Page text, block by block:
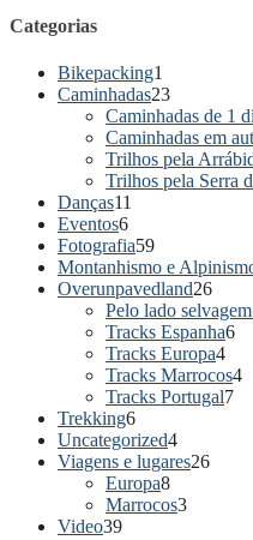
Categorias
Bikepacking1
Caminhadas23
Caminhadas de 1
Caminhadas em
Trilhos pela
Trilhos pela Serra
Danças11
Eventos6
Fotografia59
Montanhismo e
Overunpavedland26
Pelo lado
Tracks Espanha6
Tracks Europa4
Tracks Marrocos4
Tracks Portugal7
Trekking6
Uncategorized4
Viagens e lugares26
Europa8
Marrocos3
Video39